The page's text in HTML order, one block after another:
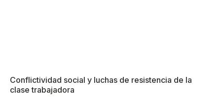
Conflictividad social y luchas de resistencia de la
clase trabajadora